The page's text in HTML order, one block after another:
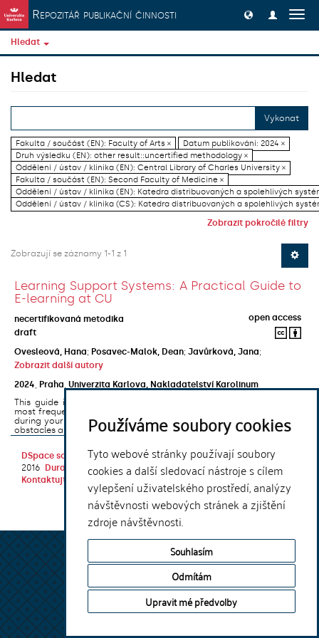
Používáme soubory cookies
Tyto webové stránky používají soubory
cookies a další sledovací nástroje s cílem
vylepšení uživatelského prostředí, analýzy
návštěvnosti webových stránek a zjištění
zdroje návštěvnosti.
Souhlasím
Odmítám
Upravit mé předvolby
Přeskočit na obsah
Repozitář publikační činnosti
Hledat
Hledat
Vykonat
Fakulta / součást (EN): Faculty of Arts ×
Datum publikování: 2024 ×
Druh výsledku (EN): other result::uncertified methodology ×
Oddělení / ústav / klinika (EN): Central Library of Charles University ×
Fakulta / součást (EN): Second Faculty of Medicine ×
Oddělení / ústav / klinika (EN): Katedra distribuovaných a spolehlivých
Oddělení / ústav / klinika (CS): Katedra distribuovaných a spolehlivých
Zobrazit pokročilé filtry
Zobrazují se záznamy 1-1 z 1
Learning Support Systems: A Practical Guide to
E-learning at CU
necertifikovaná metodika
open access
draft
Ovesleová, Hana; Posavec-Malok, Dean; Javůrková, Jana;
Zobrazit další autory
2024
Praha Univerzita Karlova, Nakladatelství Karolinum
This guide introduces the e-learning support tools that are used
most frequently at Charles University and that you may encounter
during your studies. It will also help you to avoid the most common
obstacles associated ...
DSpace softwarecopyright © 2002-
2016
DuraSpace
Kontaktujte nás
Theme by